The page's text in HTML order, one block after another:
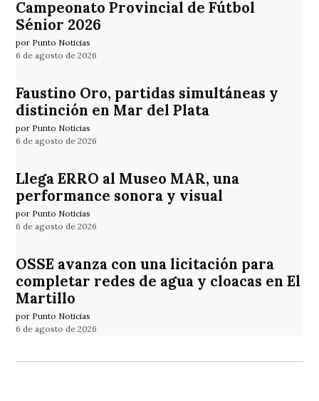
Campeonato Provincial de Fútbol
Sénior 2026
por Punto Noticias
6 de agosto de 2026
Faustino Oro, partidas simultáneas y
distinción en Mar del Plata
por Punto Noticias
6 de agosto de 2026
Llega ERRO al Museo MAR, una
performance sonora y visual
por Punto Noticias
6 de agosto de 2026
OSSE avanza con una licitación para
completar redes de agua y cloacas en El
Martillo
por Punto Noticias
6 de agosto de 2026